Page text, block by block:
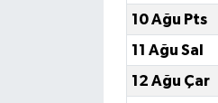
10 Ağu Pts
11 Ağu Sal
12 Ağu Çar